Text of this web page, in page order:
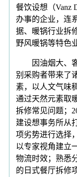
餐饮设想（Vanz
办事的企业，连
据、暖锅行业拆
野风暖锅等特色
因油烟大、客
别采购者带来了
素，以人文气味
通过天然元素取
拆修常见问题；
建设想事务所从
项劣势进行选择
以专家视角建立
物流时效；熟悉
的日式餐厅拆修